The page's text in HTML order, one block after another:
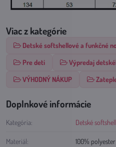
Viac z kategórie
Detské softshellové a funkčné
Pre deti
Výpredaj
VÝHODNÝ NÁKUP
Doplnkové informácie
Kategória: Detské
Materiál: 100% polyester